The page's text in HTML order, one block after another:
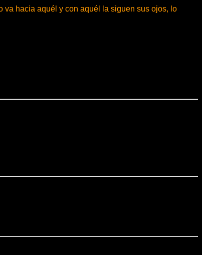
va hacia aquél y con aquél la siguen sus ojos, lo